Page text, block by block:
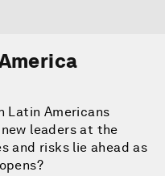
Latin Americans
leaders at the
and risks lie ahead as